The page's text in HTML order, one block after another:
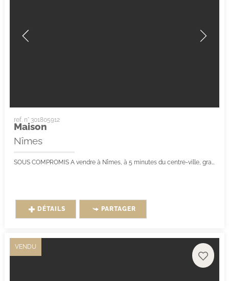
ref. n° 301805912
Maison
Nîmes
SOUS COMPROMIS A vendre à Nîmes, à 5 minutes du centre-ville, grande maison familiale de 160m² environ, bâtie dans les années 1980 sur un terrain de...
DÉTAILS PARTAGER
VENDU